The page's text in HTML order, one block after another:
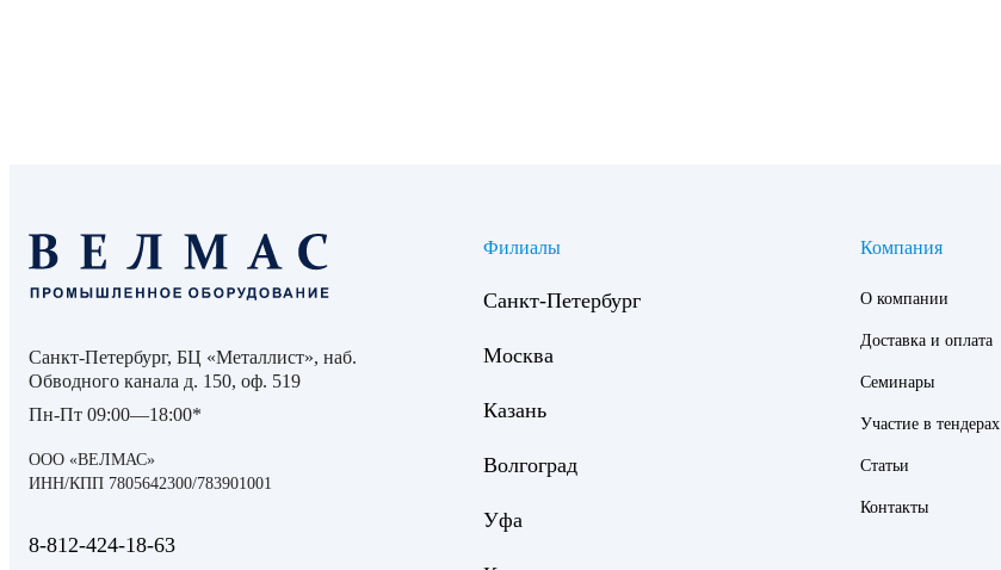
Санкт-Петербург, БЦ «Металлист», наб.
Обводного канала д. 150, оф. 519
Пн-Пт 09:00—18:00*
ООО «ВЕЛМАС»
ИНН/КПП 7805642300/783901001
8‑812‑424‑18‑63
Филиалы
Санкт-Петербург
Москва
Казань
Волгоград
Уфа
Компания
О компании
Доставка и оплата
Семинары
Участие в тендерах
Статьи
Контакты